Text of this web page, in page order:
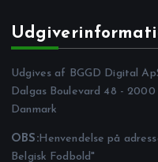
Udgives af BGGD Digital
Dalgas Boulevard 48 -
Danmark
OBS:Henvendelse på
Belgisk Fodbold"